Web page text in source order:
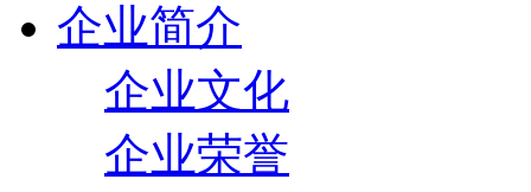
企业简介
企业文化
企业荣誉